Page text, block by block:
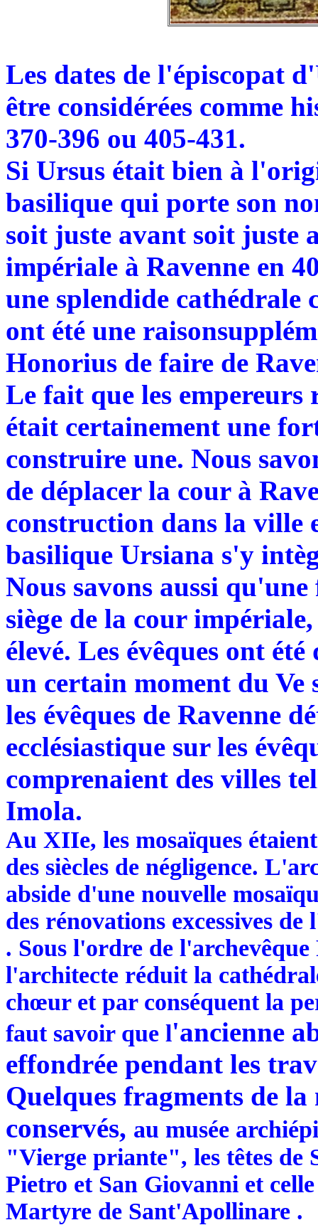
Les dates de l'épiscopat
être considérées comme
370-396 ou 405-431.
Si Ursus était bien à
basilique qui porte son
soit juste avant soit juste
impériale à Ravenne en
une splendide cathédrale
ont été une
Honorius de faire de
Le fait que les empereurs
était certainement une
construire une. Nous
de déplacer la cour à
construction dans la ville
basilique Ursiana s'y
Nous savons aussi
siège de la cour
élevé. Les évêques ont
un certain moment du Ve
les évêques de Ravenne
ecclésiastique sur les
comprenaient des villes
Imola.
Au XIIe, les mosaïques
des siècles de négligence.
abside d'une nouvelle
des rénovations excessives
. Sous l'ordre de
l'architecte réduit la
chœur et par conséquent la
faut savoir que l'ancienne
effondrée pendant les
Quelques fragments de
conservés, au musée
"Vierge priante", les têtes de
Pietro et San Giovanni et
Martyre de Sant'Apollinare .